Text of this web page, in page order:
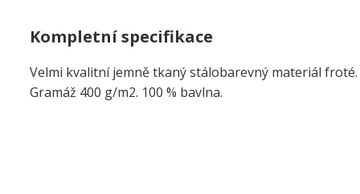
Kompletní specifikace
Velmi kvalitní jemně tkaný stálobarevný materiál froté.
Gramáž 400 g/m2. 100 % bavlna.